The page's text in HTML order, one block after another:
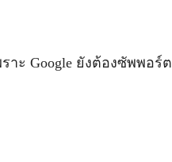
าะ Google ยังต้องซัพพอร์ต